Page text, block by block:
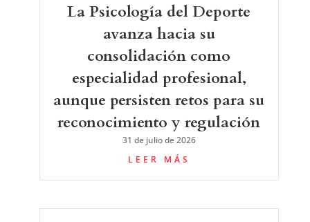
La Psicología del Deporte
avanza hacia su
consolidación como
especialidad profesional,
aunque persisten retos para su
reconocimiento y regulación
31 de julio de 2026
LEER MÁS